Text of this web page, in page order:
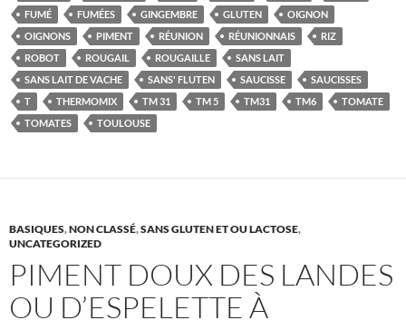
FUMÉ
FUMÉES GINGEMBRE GLUTEN
OIGNON
OIGNONS
PIMENT RÉUNION RÉUNIONNAIS
RIZ
ROBOT
ROUGAIL ROUGAILLE
SANS LAIT
SANS LAIT DE VACHE
SANS' FLUTEN SAUCISSE
SAUCISSES
T
THERMOMIX TM 31 TM 5 TM31 TM6
TOMATE
TOMATES
TOULOUSE
BASIQUES,NON CLASSÉ,SANS GLUTEN ET OU LACTOSE,
UNCATEGORIZED
PIMENT DOUX DES LANDES
OU D’ESPELETTE À